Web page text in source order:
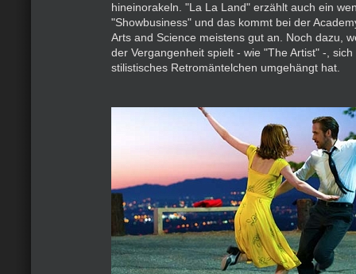
hineinorakeln. "La La Land" erzählt auch ein
"Showbusiness" und das kommt bei der
Arts and Science meistens gut an. Noch dazu,
der Vergangenheit spielt - wie "The Artist" -,
stilistisches Retromäntelchen umgehängt hat.